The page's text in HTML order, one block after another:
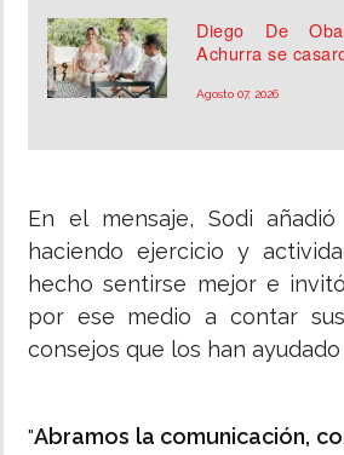
Diego De
Achurra se
Agosto 07, 2026
En el mensaje, Sodi
haciendo ejercicio y
hecho sentirse mejor e
por ese medio a contar
consejos que los han
"Abramos la comunicación,